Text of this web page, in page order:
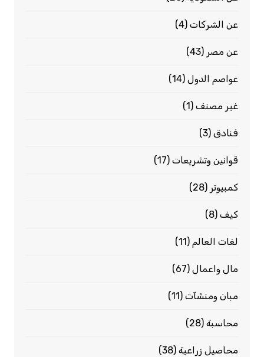
عن الشركات(4)
عن مصر (43)
عواصم الدول(14)
غير مصنف(1)
فنادق(3)
قوانين وتشريعات(17)
كمبيوتر (28)
كيف(8)
لغات العالم (11)
مال واعمال(67)
مبان ومنشآت(11)
محاسبة(28)
محاصيل زراعية(38)